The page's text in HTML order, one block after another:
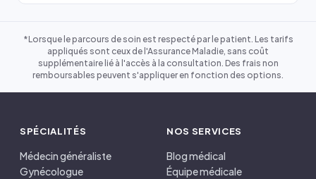
*Lorsque le parcours de soin est respecté par le patient. Les tarifs
appliqués sont ceux de l'Assurance Maladie, sans coût
supplémentaire lié à l'accès à la consultation. Des frais non
remboursables peuvent s'appliquer en fonction des options.
SPÉCIALITÉS
Médecin généraliste
Gynécologue
NOS SERVICES
Blog médical
Équipe médicale